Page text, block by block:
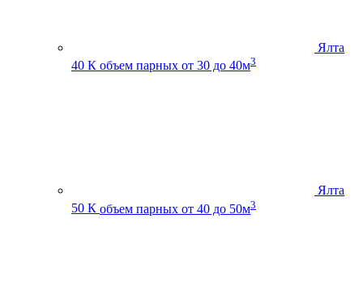
Ялта
40 К объем парных от 30 до 40м3
Ялта
50 К объем парных от 40 до 50м3